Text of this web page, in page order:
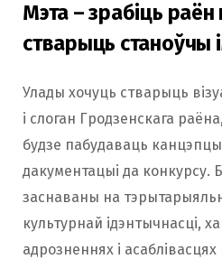
Мэта – зрабіць
стварыць станоўчы
Улады хочуць стварыць
і слоган Гродзенскага
будзе пабудаваць
дакументацыі да конкурсу.
заснаваны на
культурнай ідэнтычнасці,
адрозненнях і